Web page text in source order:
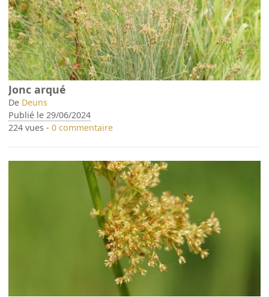
Jonc arqué
De Deuns
Publié le 29/06/2024
224 vues -0 commentaire